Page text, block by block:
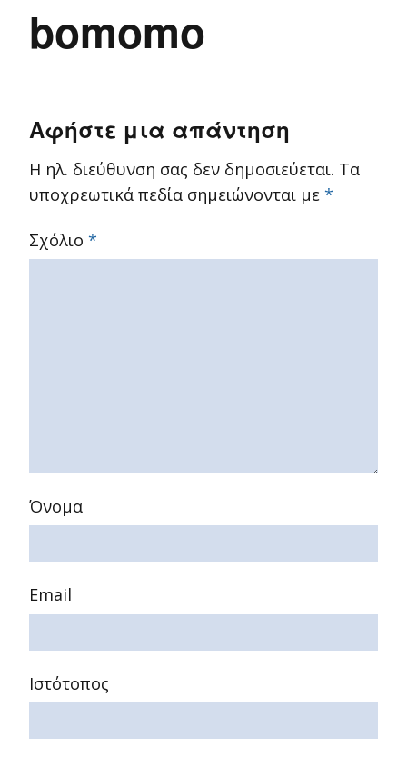
bomomo
Αφήστε μια απάντηση
Η ηλ. διεύθυνση σας δεν δημοσιεύεται. Τα
υποχρεωτικά πεδία σημειώνονται με *
Σχόλιο *
Όνομα
Email
Ιστότοπος